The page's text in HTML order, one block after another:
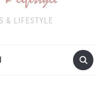
& LIFESTYLE